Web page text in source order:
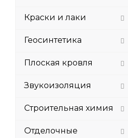
Краски и лаки
Геосинтетика
Плоская кровля
Звукоизоляция
Строительная химия
Отделочные